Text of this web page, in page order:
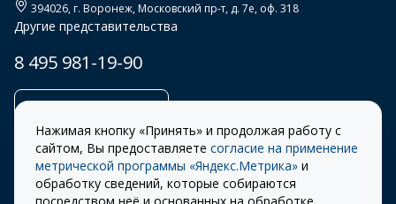
394026, г. Воронеж,Московский пр-т, д. 7е, оф. 318
Другие представительства
8 495 981-19-90
Разработка сайта –
Правила
Нажимая кнопку «Принять» и продолжая работу с
сайтом, Вы предоставляете согласие на применение
метрической программы «Яндекс.Метрика» и
обработку сведений, которые собираются